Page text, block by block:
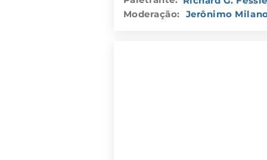
Moderação: Jerônimo